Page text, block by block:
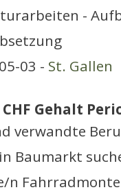
-
03 - St. Gallen
CHF Gehalt
verwandte
Baumarkt
n